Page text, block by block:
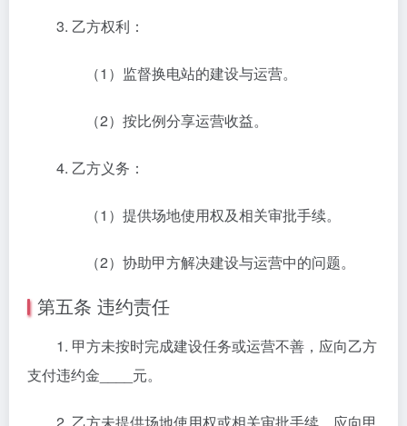
3. 乙方权利：
（1）监督换电站的建设与运营。
（2）按比例分享运营收益。
4. 乙方义务：
（1）提供场地使用权及相关审批手续。
（2）协助甲方解决建设与运营中的问题。
第五条 违约责任
1. 甲方未按时完成建设任务或运营不善，应向乙方
支付违约金____元。